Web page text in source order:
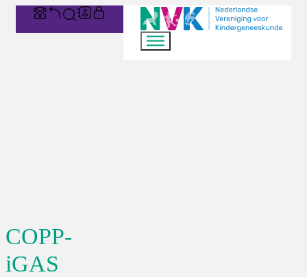
COPP-
iGAS